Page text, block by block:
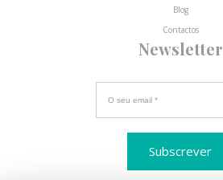
Blog
Contactos
Newsletter